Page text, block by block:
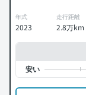
年式
2023
走行距離
2.8万km